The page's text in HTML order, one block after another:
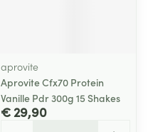
aprovite
Aprovite Cfx70 Protein
Vanille Pdr 300g 15 Shakes
€ 29,90